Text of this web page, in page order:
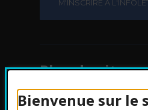
Bienvenue sur le
Plan du site
Protection des